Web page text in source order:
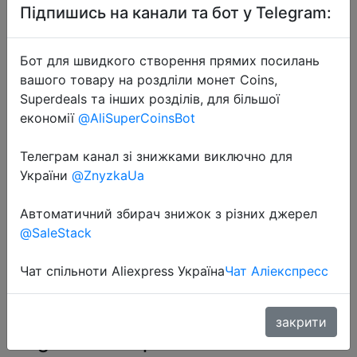
2022-05-20
Одноразовые фильтры для
капельной кофеварки Melitta
Підпишись на канали та бот у Telegram:
Бот для швидкого створення прямих посилань
вашого товару на роздліли монет Coins,
Superdeals та інших розділів, для більшої
економії @AliSuperCoinsBot
Телеграм канал зі знижками виключно для
України @ZnyzkaUa
Автоматичний збирач знижок з різних джерел
@SaleStack
Чат спільноти Aliexpress УкраїнаЧат Аліекспресс
закрити